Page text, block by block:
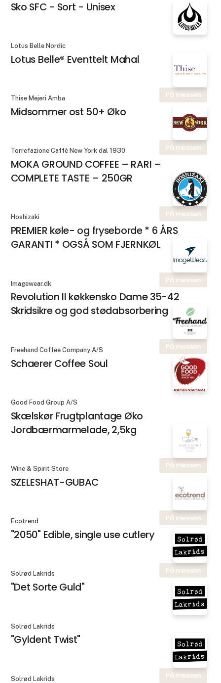
Sko SFC - Sort - Unisex
Lotus Belle Nordic
Lotus Belle® Eventtelt Mahal
På messen
Thise Mejeri Amba
Midsommer ost 50+ Øko
På messen
Torrefazione Caffè New York dal 1930
MOKA GROUND COFFEE – RARI –
COMPLETE TASTE – 250GR
På messen
Hoshizaki
PREMIER køle- og fryseborde * 6 ÅRS
GARANTI * OGSÅ SOM FJERNKØL
På messen
Imagewear.dk
Revolution II køkkensko Dame 35-42
Skridsikre og god stødabsorbering
På messen
Freehand Coffee Company A/S
Schaerer Coffee Soul
Good Food Group A/S
Skælskør Frugtplantage Øko
Jordbærmarmelade, 2,5kg
På messen
Wine & Spirit Store
SZELESHAT-GUBAC
På messen
Ecotrend
"2050" Edible, single use cutlery
På messen
Solrød Lakrids
"Det Sorte Guld"
Solrød Lakrids
"Gyldent Twist"
På messen
Solrød Lakrids